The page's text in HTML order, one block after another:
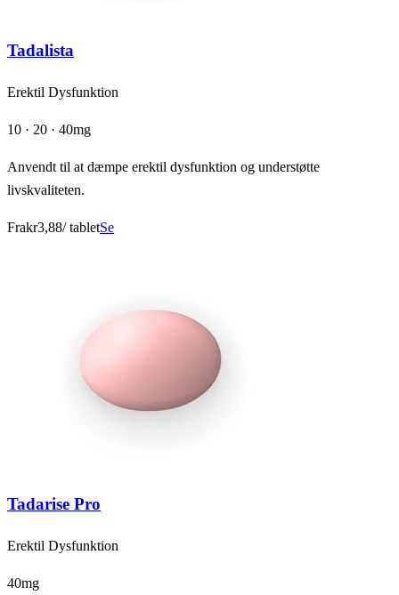
Tadalista
Erektil Dysfunktion
10 · 20 · 40mg
Anvendt til at dæmpe erektil dysfunktion og understøtte
livskvaliteten.
Frakr3,88/ tabletSe
Tadarise Pro
Erektil Dysfunktion
40mg